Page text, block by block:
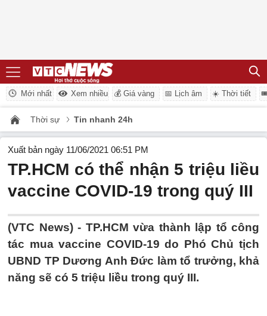
Mới nhất Xem nhiều 💰 Giá vàng 📅 Lịch âm ☀️ Thời tiết
Thời sự Tin nhanh 24h
Xuất bản ngày 11/06/2021 06:51 PM
TP.HCM có thể nhận 5 triệu liều
vaccine COVID-19 trong quý III
(VTC News) - TP.HCM vừa thành lập tổ công
tác mua vaccine COVID-19 do Phó Chủ tịch
UBND TP Dương Anh Đức làm tổ trưởng, khả
năng sẽ có 5 triệu liều trong quý III.